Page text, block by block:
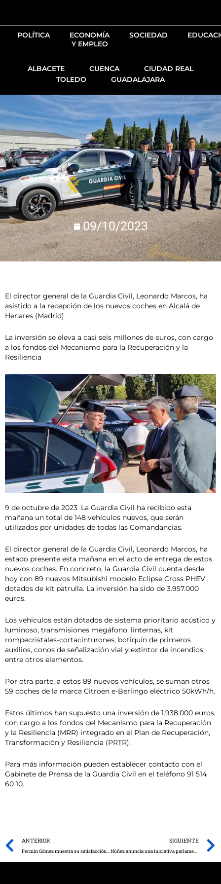
contenido
POLÍTICA
ECONOMÍA
Y EMPLEO
SOCIEDAD
ALBACETE CUENCA
CIUDAD REAL
TOLEDO
GUADALAJARA
09/10/2023
El director general de la Guardia Civil, Leonardo Marcos, ha
asistido a la recepción de los nuevos coches en Alcalá de
Henares (Madrid)
La inversión se eleva a casi seis millones de euros, con cargo
a los fondos del Mecanismo para la Recuperación y la
Resiliencia
9 de octubre de 2023. La Guardia Civil ha recibido esta
mañana un total de 148 vehículos nuevos, que serán
utilizados por unidades de todas las Comandancias.
El director general de la Guardia Civil, Leonardo Marcos, ha
estado presente esta mañana en el acto de entrega de estos
nuevos coches. En concreto, la Guardia Civil cuenta desde
hoy con 89 nuevos Mitsubishi modelo Eclipse Cross PHEV
dotados de kit patrulla. La inversión ha sido de 3.957.000
euros.
Los vehículos están dotados de sistema prioritario acústico y
luminoso, transmisiones megáfono, linternas, kit
rompecristales-cortacinturones, botiquín de primeros
auxilios, conos de señalización vial y extintor de incendios,
entre otros elementos.
Por otra parte, a estos 89 nuevos vehículos, se suman otros
59 coches de la marca Citroën e-Berlingo eléctrico 50kWh/h.
Estos últimos han supuesto una inversión de 1.938.000 euros,
con cargo a los fondos del Mecanismo para la Recuperación
y la Resiliencia (MRR) integrado en el Plan de Recuperación,
Transformación y Resiliencia (PRTR).
Para más información pueden establecer contacto con el
Gabinete de Prensa de la Guardia Civil en el teléfono 91 514
60 10.
Prev
ANTERIOR
Fermín Gómez muestra su satisfacción por el desarrollo de las fiestas de Valdeganga en el estreno de su declaración de Interés Turístico Regional
SIGUIENTE
Núñez anuncia una iniciativa parlamentaria para que Gobierno, Junta y patronales firmen acuerdos y ayuden urgentemente a autónomos y pymes afectadas por la DANA